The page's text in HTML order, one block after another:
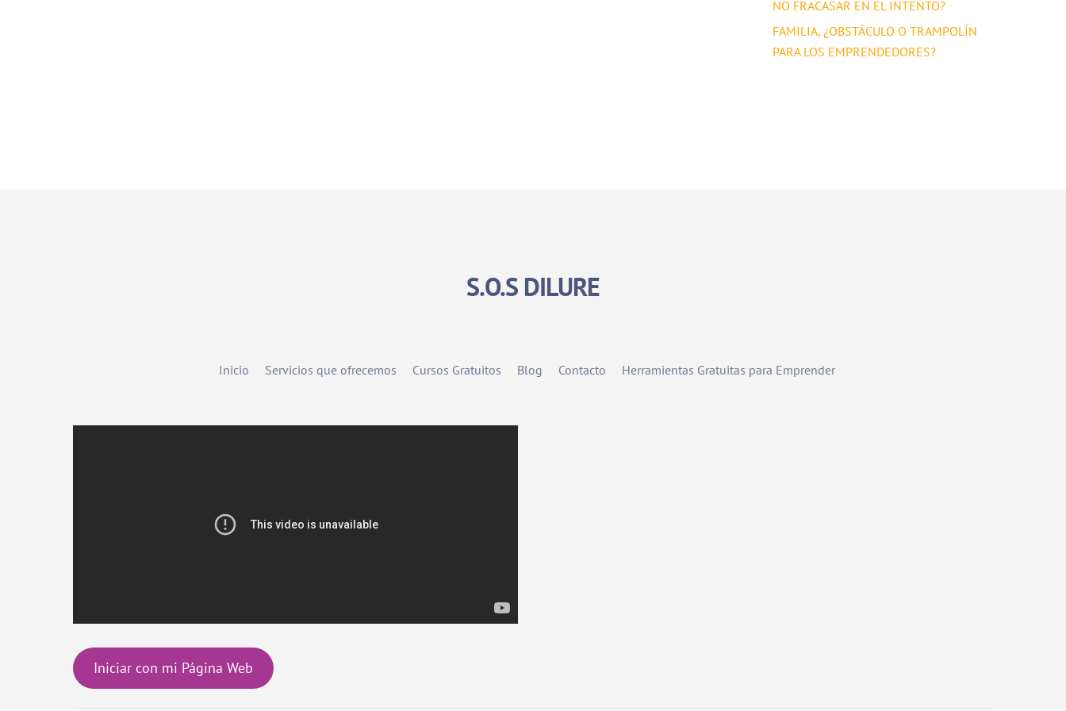
NO FRACASAR EN EL INTENTO?
FAMILIA, ¿OBSTÁCULO O TRAMPOLÍN
PARA LOS EMPRENDEDORES?
S.O.S DILURE
Inicio Servicios que ofrecemos Cursos Gratuitos Blog Contacto Herramientas Gratuitas para Emprender
Iniciar con mi Página Web